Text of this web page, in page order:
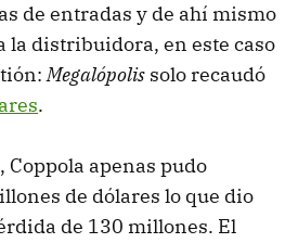
de entradas y de ahí mismo
la distribuidora, en este caso
Megalópolis solo recaudó
.
Coppola apenas pudo
de dólares lo que dio
de 130 millones. El